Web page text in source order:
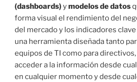
(dashboards)ymodelos de datos
forma visual el rendimiento del
del mercado y los indicadores
una herramienta diseñada tanto
equipos de TI como para
acceder a la información desde
en cualquier momento y desde